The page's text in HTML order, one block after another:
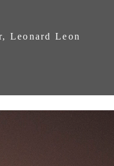
Leonard Leon